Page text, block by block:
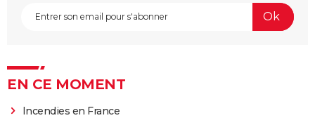
EN CE MOMENT
Incendies en France